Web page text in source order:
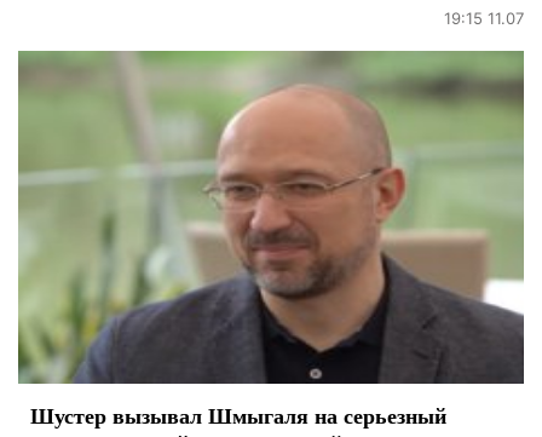
19:15 11.07
Шустер вызывал Шмыгаля на серьезный